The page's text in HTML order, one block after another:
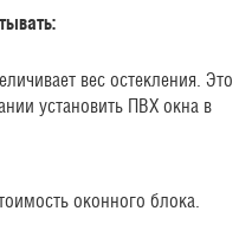
вес остекления. Это
установить ПВХ окна в
оконного блока.